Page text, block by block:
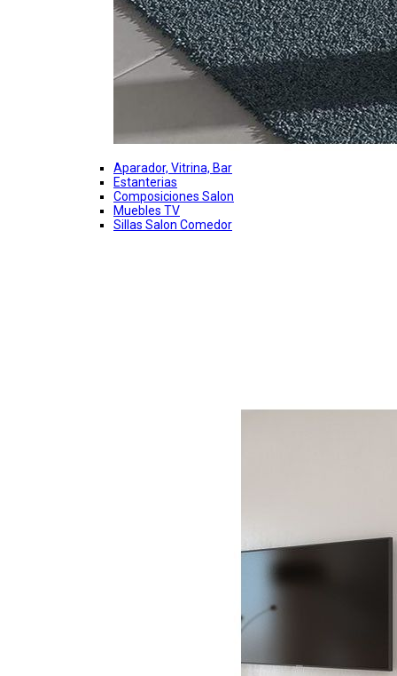
Aparador, Vitrina, Bar
Estanterias
Composiciones Salon
Muebles TV
Sillas Salon Comedor